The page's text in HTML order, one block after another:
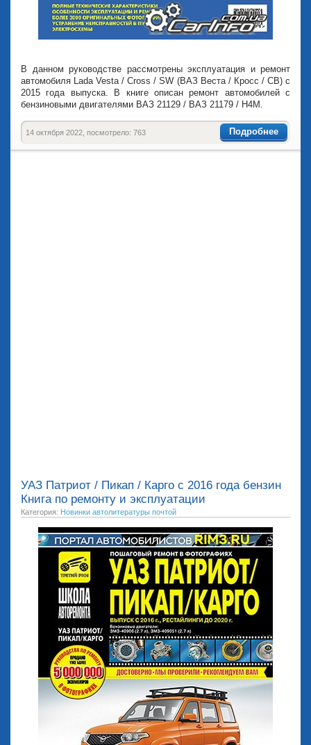
В данном руководстве рассмотрены эксплуатация и ремонт
автомобиля Lada Vesta / Cross / SW (ВАЗ Веста / Кросс / СВ) с
2015 года выпуска. В книге описан ремонт автомобилей с
бензиновыми двигателями ВАЗ 21129 / ВАЗ 21179 / H4M.
Подробнее
14 октября 2022, посмотрело: 763
УАЗ Патриот / Пикап / Карго с 2016 года бензин
Книга по ремонту и эксплуатации
Категория: Новинки автолитературы почтой